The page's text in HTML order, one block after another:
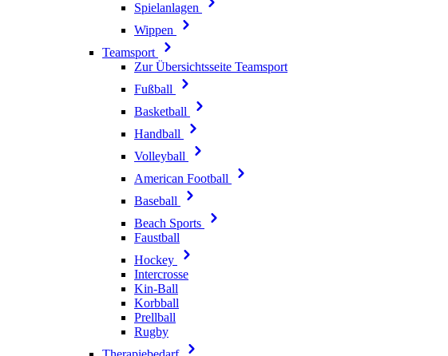
Spielanlagen
Wippen
Teamsport
Zur Übersichtsseite Teamsport
Fußball
Basketball
Handball
Volleyball
American Football
Baseball
Beach Sports
Faustball
Hockey
Intercrosse
Kin-Ball
Korbball
Prellball
Rugby